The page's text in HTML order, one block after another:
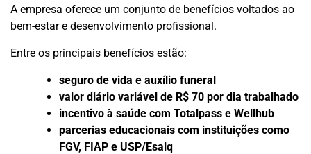
A empresa oferece um conjunto de benefícios voltados ao
bem-estar e desenvolvimento profissional.
Entre os principais benefícios estão:
seguro de vida e auxílio funeral
valor diário variável de R$ 70 por dia trabalhado
incentivo à saúde com Totalpass e Wellhub
parcerias educacionais com instituições como
FGV, FIAP e USP/Esalq